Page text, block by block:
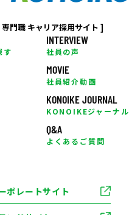
専門職 キャリア採用サイト ]
ポレートサイト
す
INTERVIEW
社員の声
MOVIE
社員紹介動画
KONOIKE JOURNAL
KONOIKEジャーナル
Q&A
よくあるご質問